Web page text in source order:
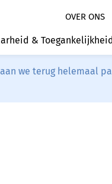
OVER ONS
& Toegankelijkheid
we terug helemaal